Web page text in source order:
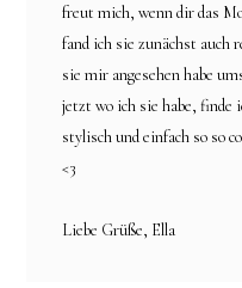
freut mich, wenn dir das
fand ich sie zunächst auch
sie mir angesehen habe
jetzt wo ich sie habe, finde
stylisch und einfach so so
<3
Liebe Grüße, Ella